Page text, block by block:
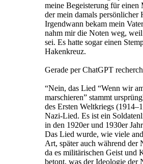
meine Begeisterung für einen
der mein damals persönlicher
Irgendwann bekam mein
nahm mir die Noten weg,
sei. Es hatte sogar einen
Hakenkreuz.
Gerade per ChatGPT
“Nein, das Lied “Wenn wir
marschieren” stammt
des Ersten Weltkriegs
Nazi-Lied. Es ist ein
in den 1920er und 1930er
Das Lied wurde, wie viele
Art, später auch während der
da es militärischen Geist und
betont, was der Ideologie der